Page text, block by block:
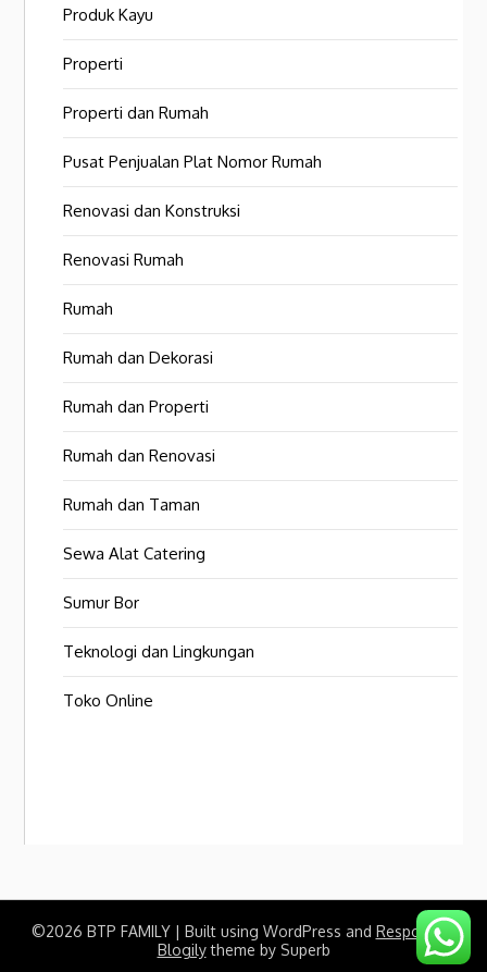
Produk Kayu
Properti
Properti dan Rumah
Pusat Penjualan Plat Nomor Rumah
Renovasi dan Konstruksi
Renovasi Rumah
Rumah
Rumah dan Dekorasi
Rumah dan Properti
Rumah dan Renovasi
Rumah dan Taman
Sewa Alat Catering
Sumur Bor
Teknologi dan Lingkungan
Toko Online
©2026 BTP FAMILY | Built using WordPress and Responsive
Blogilytheme by Superb